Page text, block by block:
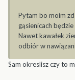
Pytam bo moim
gąsienicach
Nawet kawałek
odbiór w
Sam okreslisz czy to